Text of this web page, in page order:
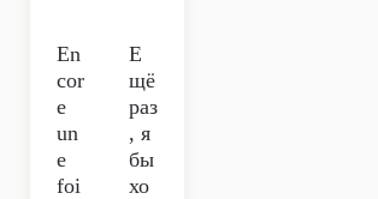
En
cor
e
un
e
foi
Е
щё
раз
, я
бы
хо